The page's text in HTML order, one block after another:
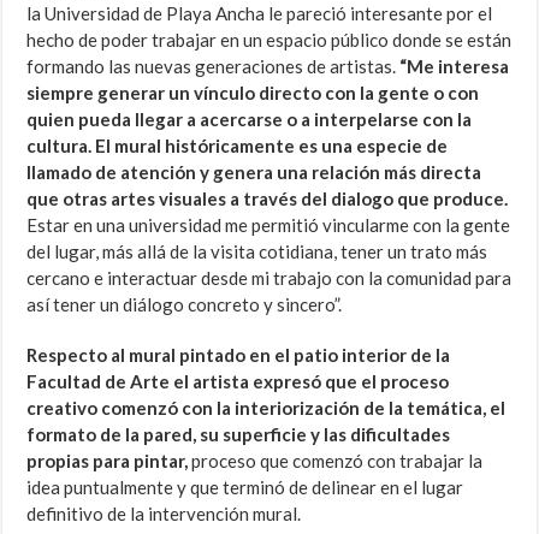
la Universidad de Playa Ancha le pareció interesante por el
hecho de poder trabajar en un espacio público donde se están
formando las nuevas generaciones de artistas. “Me interesa
siempre generar un vínculo directo con la gente o con
quien pueda llegar a acercarse o a interpelarse con la
cultura. El mural históricamente es una especie de
llamado de atención y genera una relación más directa
que otras artes visuales a través del dialogo que produce.
Estar en una universidad me permitió vincularme con la gente
del lugar, más allá de la visita cotidiana, tener un trato más
cercano e interactuar desde mi trabajo con la comunidad para
así tener un diálogo concreto y sincero”.
Respecto al mural pintado en el patio interior de la
Facultad de Arte el artista expresó que el proceso
creativo comenzó con la interiorización de la temática, el
formato de la pared, su superficie y las dificultades
propias para pintar,proceso que comenzó con trabajar la
idea puntualmente y que terminó de delinear en el lugar
definitivo de la intervención mural.